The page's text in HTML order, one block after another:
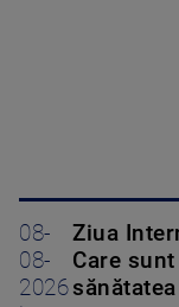
08-
08-
2026
Ziua
Care